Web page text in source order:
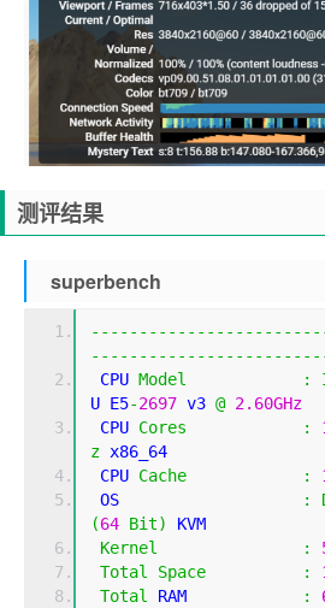
测评结果
superbench
CPU Model :
U E5-2697 v3 @ 2.60GHz
CPU Cores :
z x86_64
CPU Cache :
OS
:
(64 Bit)
KVM
Kernel
:
Total
Space :
Total
RAM :